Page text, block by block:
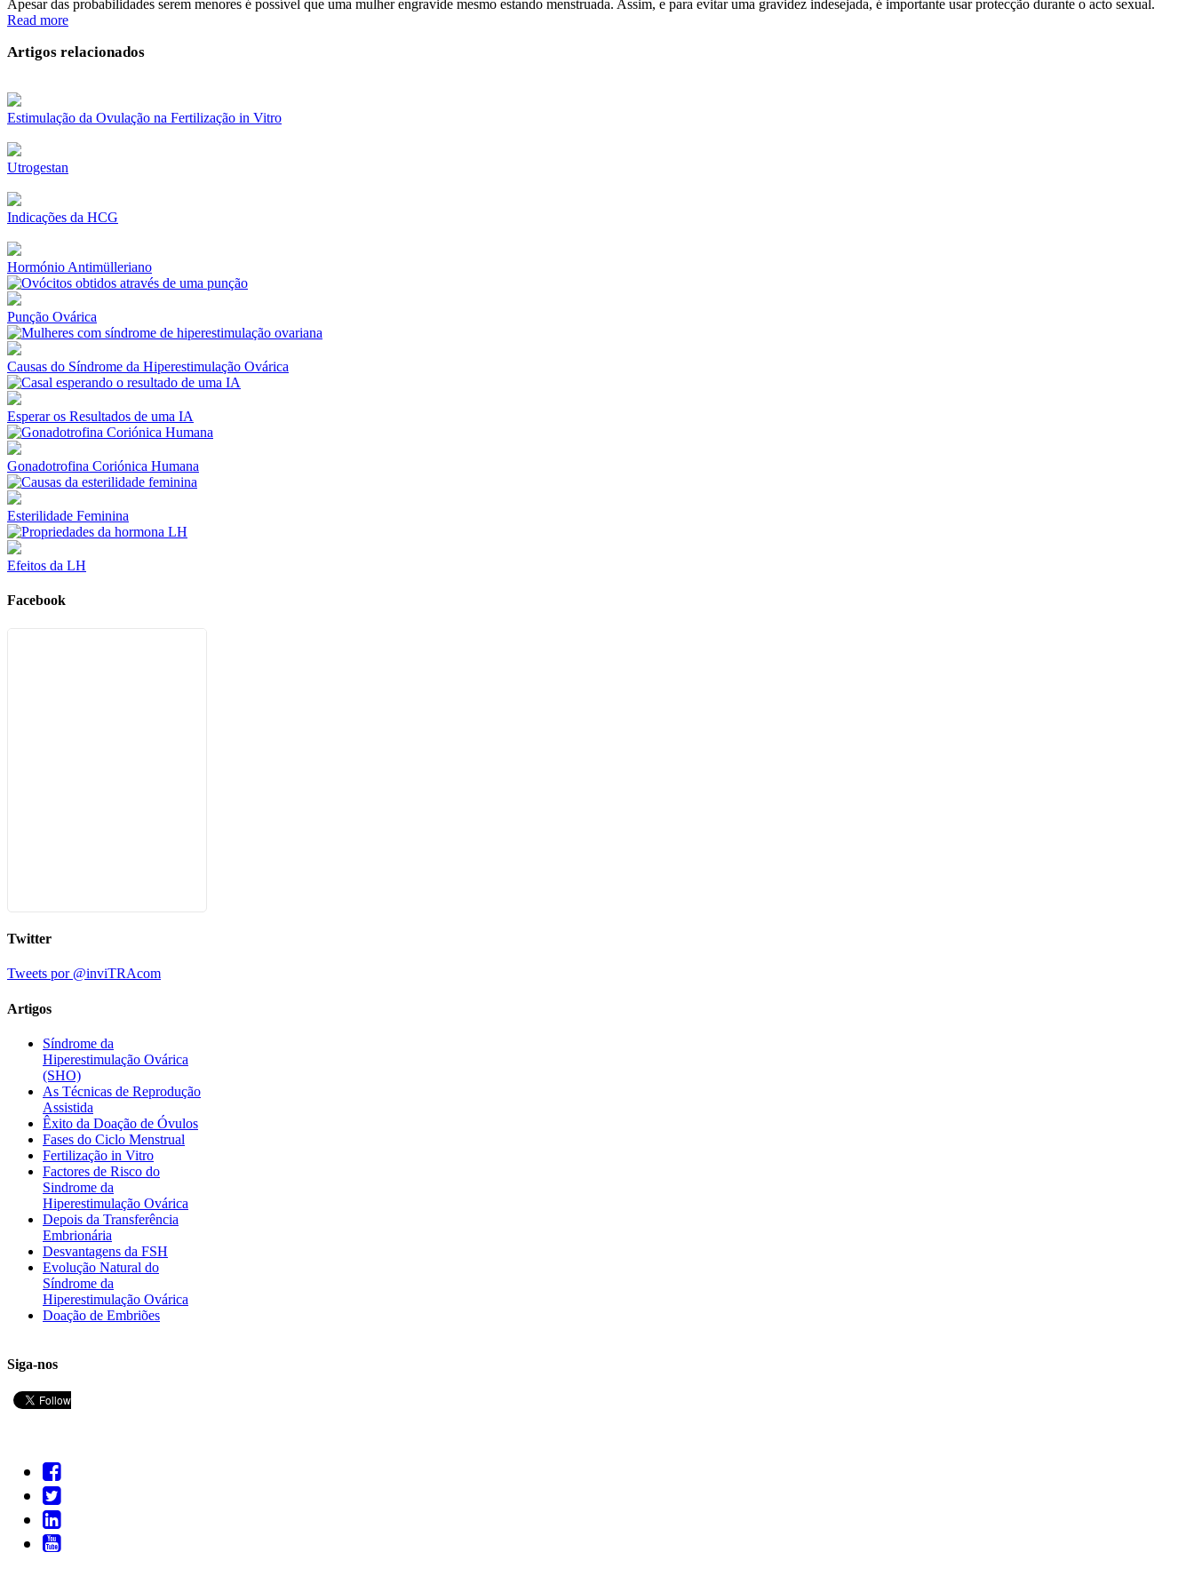
Apesar das probabilidades serem menores é possível que uma mulher engravide mesmo estando menstruada. Assim, e para evitar uma gravidez indesejada, é importante usar protecção durante o acto sexual.
Read more
Artigos relacionados
Estimulação da Ovulação na Fertilização in Vitro
Utrogestan
Indicações da HCG
Hormónio Antimülleriano
Punção Ovárica
Causas do Síndrome da Hiperestimulação Ovárica
Esperar os Resultados de uma IA
Gonadotrofina Coriónica Humana
Esterilidade Feminina
Efeitos da LH
Facebook
Twitter
Tweets por @inviTRAcom
Artigos
Síndrome da
Hiperestimulação Ovárica
(SHO)
As Técnicas de Reprodução
Assistida
Êxito da Doação de Óvulos
Fases do Ciclo Menstrual
Fertilização in Vitro
Factores de Risco do
Sindrome da
Hiperestimulação Ovárica
Depois da Transferência
Embrionária
Desvantagens da FSH
Evolução Natural do
Síndrome da
Hiperestimulação Ovárica
Doação de Embriões
Siga-nos